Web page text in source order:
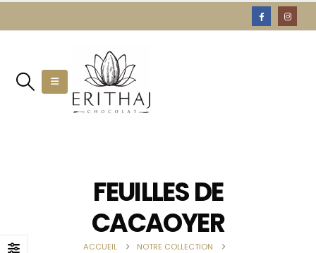
FEUILLES DE
CACAOYER
ACCUEIL
NOTRE COLLECTION